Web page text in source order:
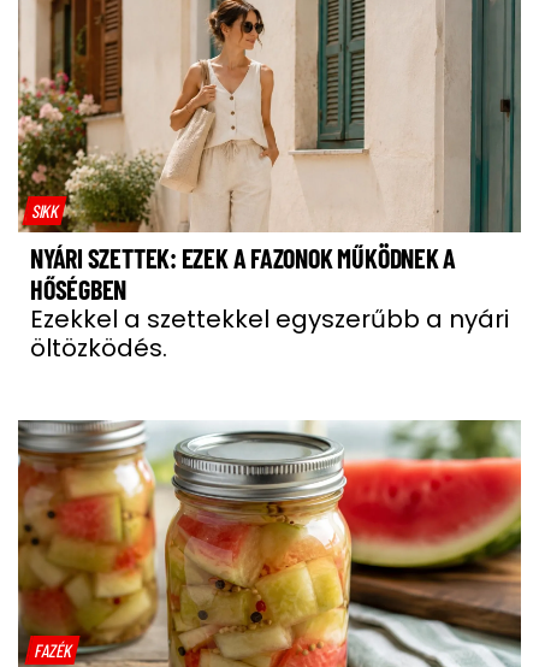
SIKK
NYÁRI SZETTEK: EZEK A FAZONOK MŰKÖDNEK A
HŐSÉGBEN
Ezekkel a szettekkel egyszerűbb a nyári
öltözködés.
FAZÉK